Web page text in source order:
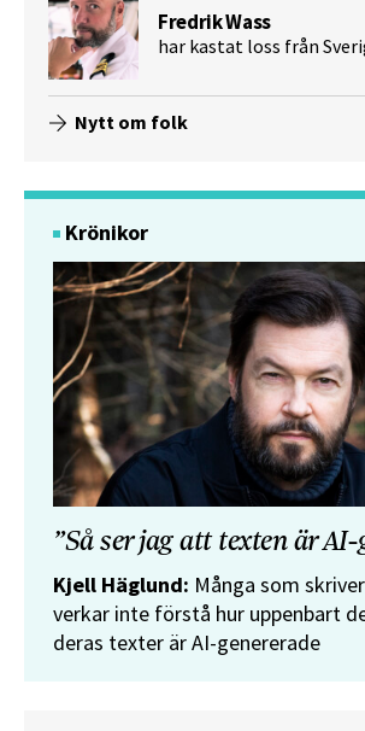
Fredrik Wass
har kastat loss från
Nytt om folk
Krönikor
”Så ser jag att texten är AI-
Kjell Häglund: Många som
verkar inte förstå hur uppenbart
deras texter är AI-genererade